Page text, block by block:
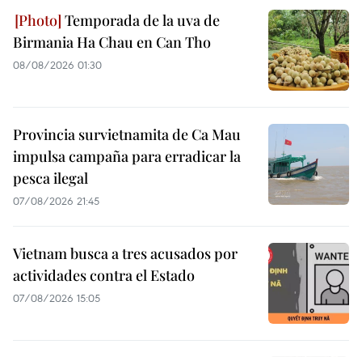
Temporada de la uva de
Birmania Ha Chau en Can Tho
08/08/2026 01:30
Provincia survietnamita de Ca Mau
impulsa campaña para erradicar la
pesca ilegal
07/08/2026 21:45
Vietnam busca a tres acusados por
actividades contra el Estado
07/08/2026 15:05